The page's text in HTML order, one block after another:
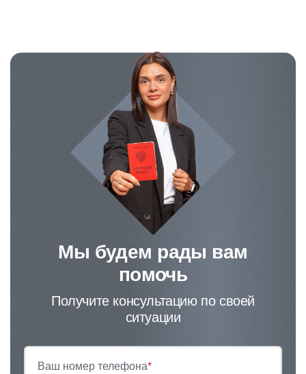
Мы будем рады вам
помочь
Получите консультацию по своей
ситуации
Ваш номер телефона*